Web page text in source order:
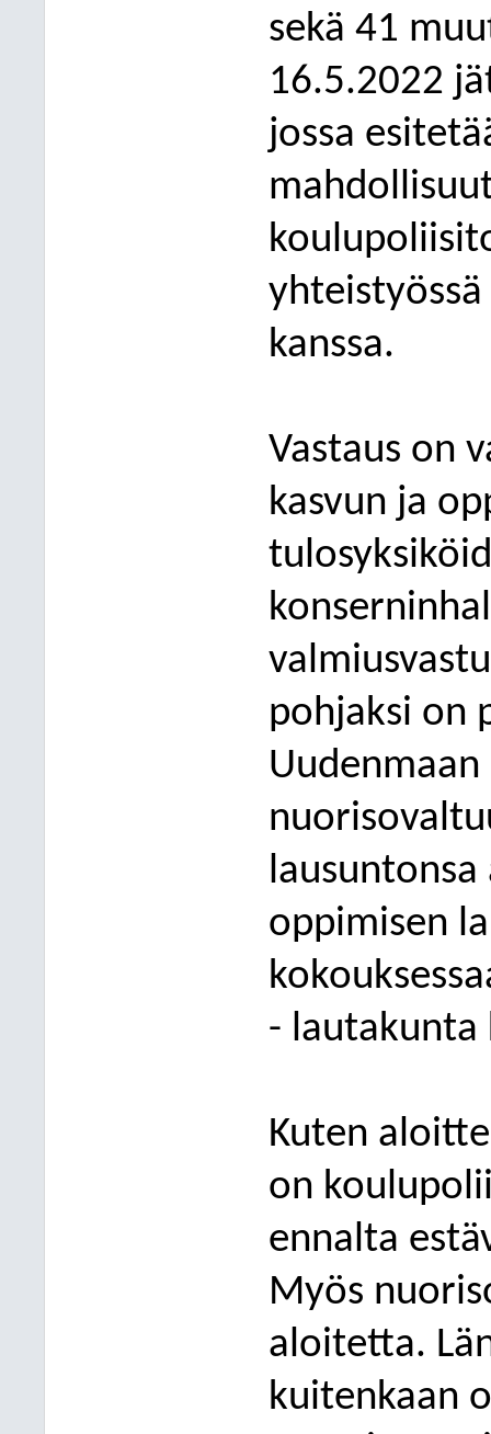
sekä 41
16.5.2022
jossa
kanssa.
Vastaus on
kasvun ja
pohjaksi on
oppimisen
- lautakunta
Kuten
on
ennalta
Myös
aloitetta.
kuitenkaan